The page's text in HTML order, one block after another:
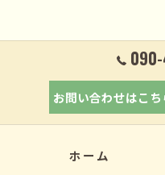
お問い合わせはこち
ホーム